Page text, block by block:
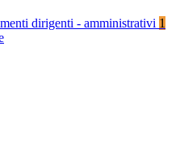
dirigenti - amministrativi 1